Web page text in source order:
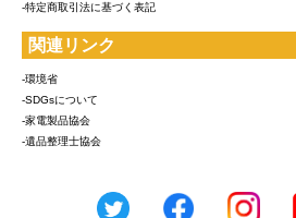
-特定商取引法に基づく表記
関連リンク
-環境省
-SDGsについて
-家電製品協会
-遺品整理士協会